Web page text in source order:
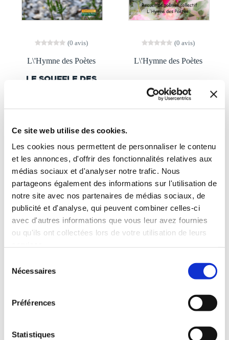
Ce site web utilise des cookies.
Les cookies nous permettent de personnaliser le contenu
et les annonces, d'offrir des fonctionnalités relatives aux
médias sociaux et d'analyser notre trafic. Nous
partageons également des informations sur l'utilisation de
notre site avec nos partenaires de médias sociaux, de
publicité et d'analyse, qui peuvent combiner celles-ci
avec d'autres informations que vous leur avez fournies
ou qu'ils ont collectées lors de votre utilisation de leurs
Nécessaires
Préférences
Statistiques
(0 avis)
L\'Hymne des Poètes
LE SOUFFLE DES
Poésies
11€00
(0 avis)
L\'Hymne des Poètes
Poésies
L\'Hymne des Poètes